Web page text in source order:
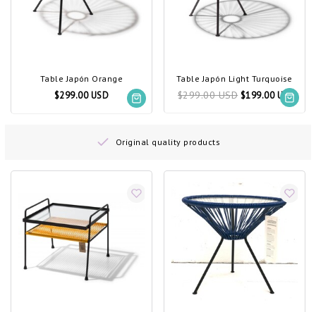
Table Japón Orange
$299.00 USD
Table Japón Light Turquoise
$299.00 USD $199.00 USD
Original quality products